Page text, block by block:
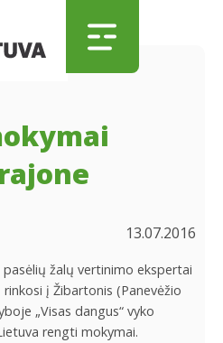
13.07.2016
žalų vertinimo ekspertai
į Žibartonis (Panevėžio
„Visas dangus“ vyko
rengti mokymai.